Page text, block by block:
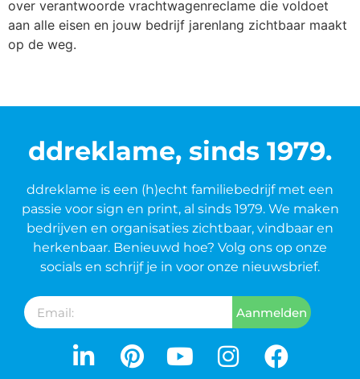
over verantwoorde vrachtwagenreclame die voldoet
aan alle eisen en jouw bedrijf jarenlang zichtbaar maakt
op de weg.
ddreklame, sinds 1979.
ddreklame is een (h)echt familiebedrijf met een
passie voor sign en print, al sinds 1979. We maken
bedrijven en organisaties zichtbaar, vindbaar en
herkenbaar. Benieuwd hoe? Volg ons op onze
socials en schrijf je in voor onze nieuwsbrief.
Aanmelden